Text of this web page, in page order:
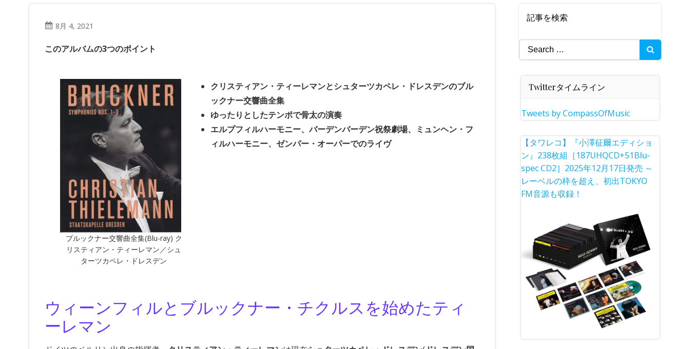
8月 4, 2021
このアルバムの3つのポイント
ブルックナー交響曲全集(Blu-ray) ク
リスティアン・ティーレマン／シュ
ターツカペレ・ドレスデン
クリスティアン・ティーレマンとシュターツカペレ・ドレスデンのブル
ックナー交響曲全集
ゆったりとしたテンポで骨太の演奏
エルプフィルハーモニー、バーデンバーデン祝祭劇場、ミュンヘン・フ
ィルハーモニー、ゼンパー・オーパーでのライヴ
ウィーンフィルとブルックナー・チクルスを始めたティ
ーレマン
記事を検索
Search
for:
Twitterタイムライン
Tweets by CompassOfMusic
【タワレコ】『小澤征爾エディショ
ン』238枚組［187UHQCD+51Blu-
spec CD2］2025年12月17日発売 ～
レーベルの枠を超え、初出TOKYO
FM音源も収録！